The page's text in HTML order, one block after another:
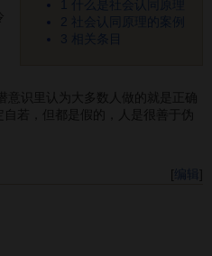
1 什么是社会认同原理
2
社会认同原理的案例
3
相关条目
识里认为大多数人做的就是正确
若，但都是假的，人是很善于伪
[编辑